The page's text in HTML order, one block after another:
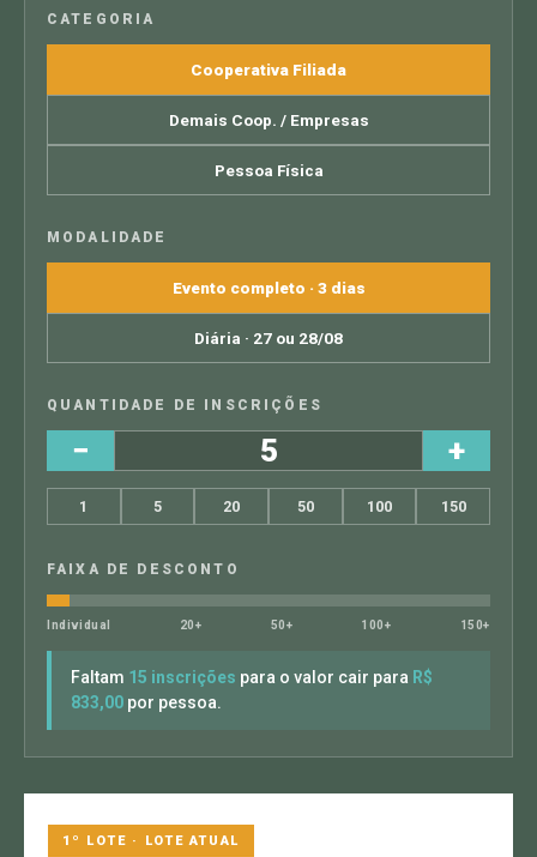
CATEGORIA
Cooperativa Filiada
Demais Coop. / Empresas
Pessoa Física
MODALIDADE
Evento completo · 3 dias
Diária · 27 ou 28/08
QUANTIDADE DE INSCRIÇÕES
− +
1 5 20 50 100 150
FAIXA DE DESCONTO
Individual 20+ 50+ 100+ 150+
Faltam 15 inscrições para o valor cair para R$
833,00 por pessoa.
1º LOTE · LOTE ATUAL